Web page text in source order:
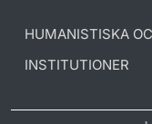
HUMANISTISKA
INSTITUTIONER